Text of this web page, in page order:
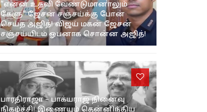
“என்ன உதவி வேண்டுமானாலும்
கேளு” ஜேசன் சஞ்சய்க்கு போன்
செய்த அஜித்! விஜய் மகன் ஜேசன்
சஞ்சய்யிடம் ஓபனாக சொன்ன அஜித்!
பாரதிராஜா – பாக்யராஜ் நினைவு
நிகழ்ச்சி! இணையும் தென்னிந்திய